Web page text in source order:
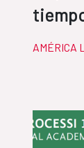
AMÉRICA